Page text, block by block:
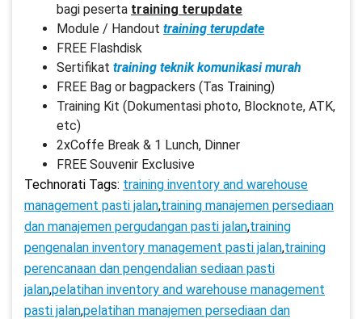
bagi peserta training terupdate
Module / Handout training terupdate
FREE Flashdisk
Sertifikat training teknik komunikasi murah
FREE Bag or bagpackers (Tas Training)
Training Kit (Dokumentasi photo, Blocknote, ATK,
etc)
2xCoffe Break & 1 Lunch, Dinner
FREE Souvenir Exclusive
Technorati Tags: training inventory and warehouse
management pasti jalan,training manajemen persediaan
dan manajemen pergudangan pasti jalan,training
pengenalan inventory management pasti jalan,training
perencanaan dan pengendalian sediaan pasti
jalan,pelatihan inventory and warehouse management
pasti jalan,pelatihan manajemen persediaan dan